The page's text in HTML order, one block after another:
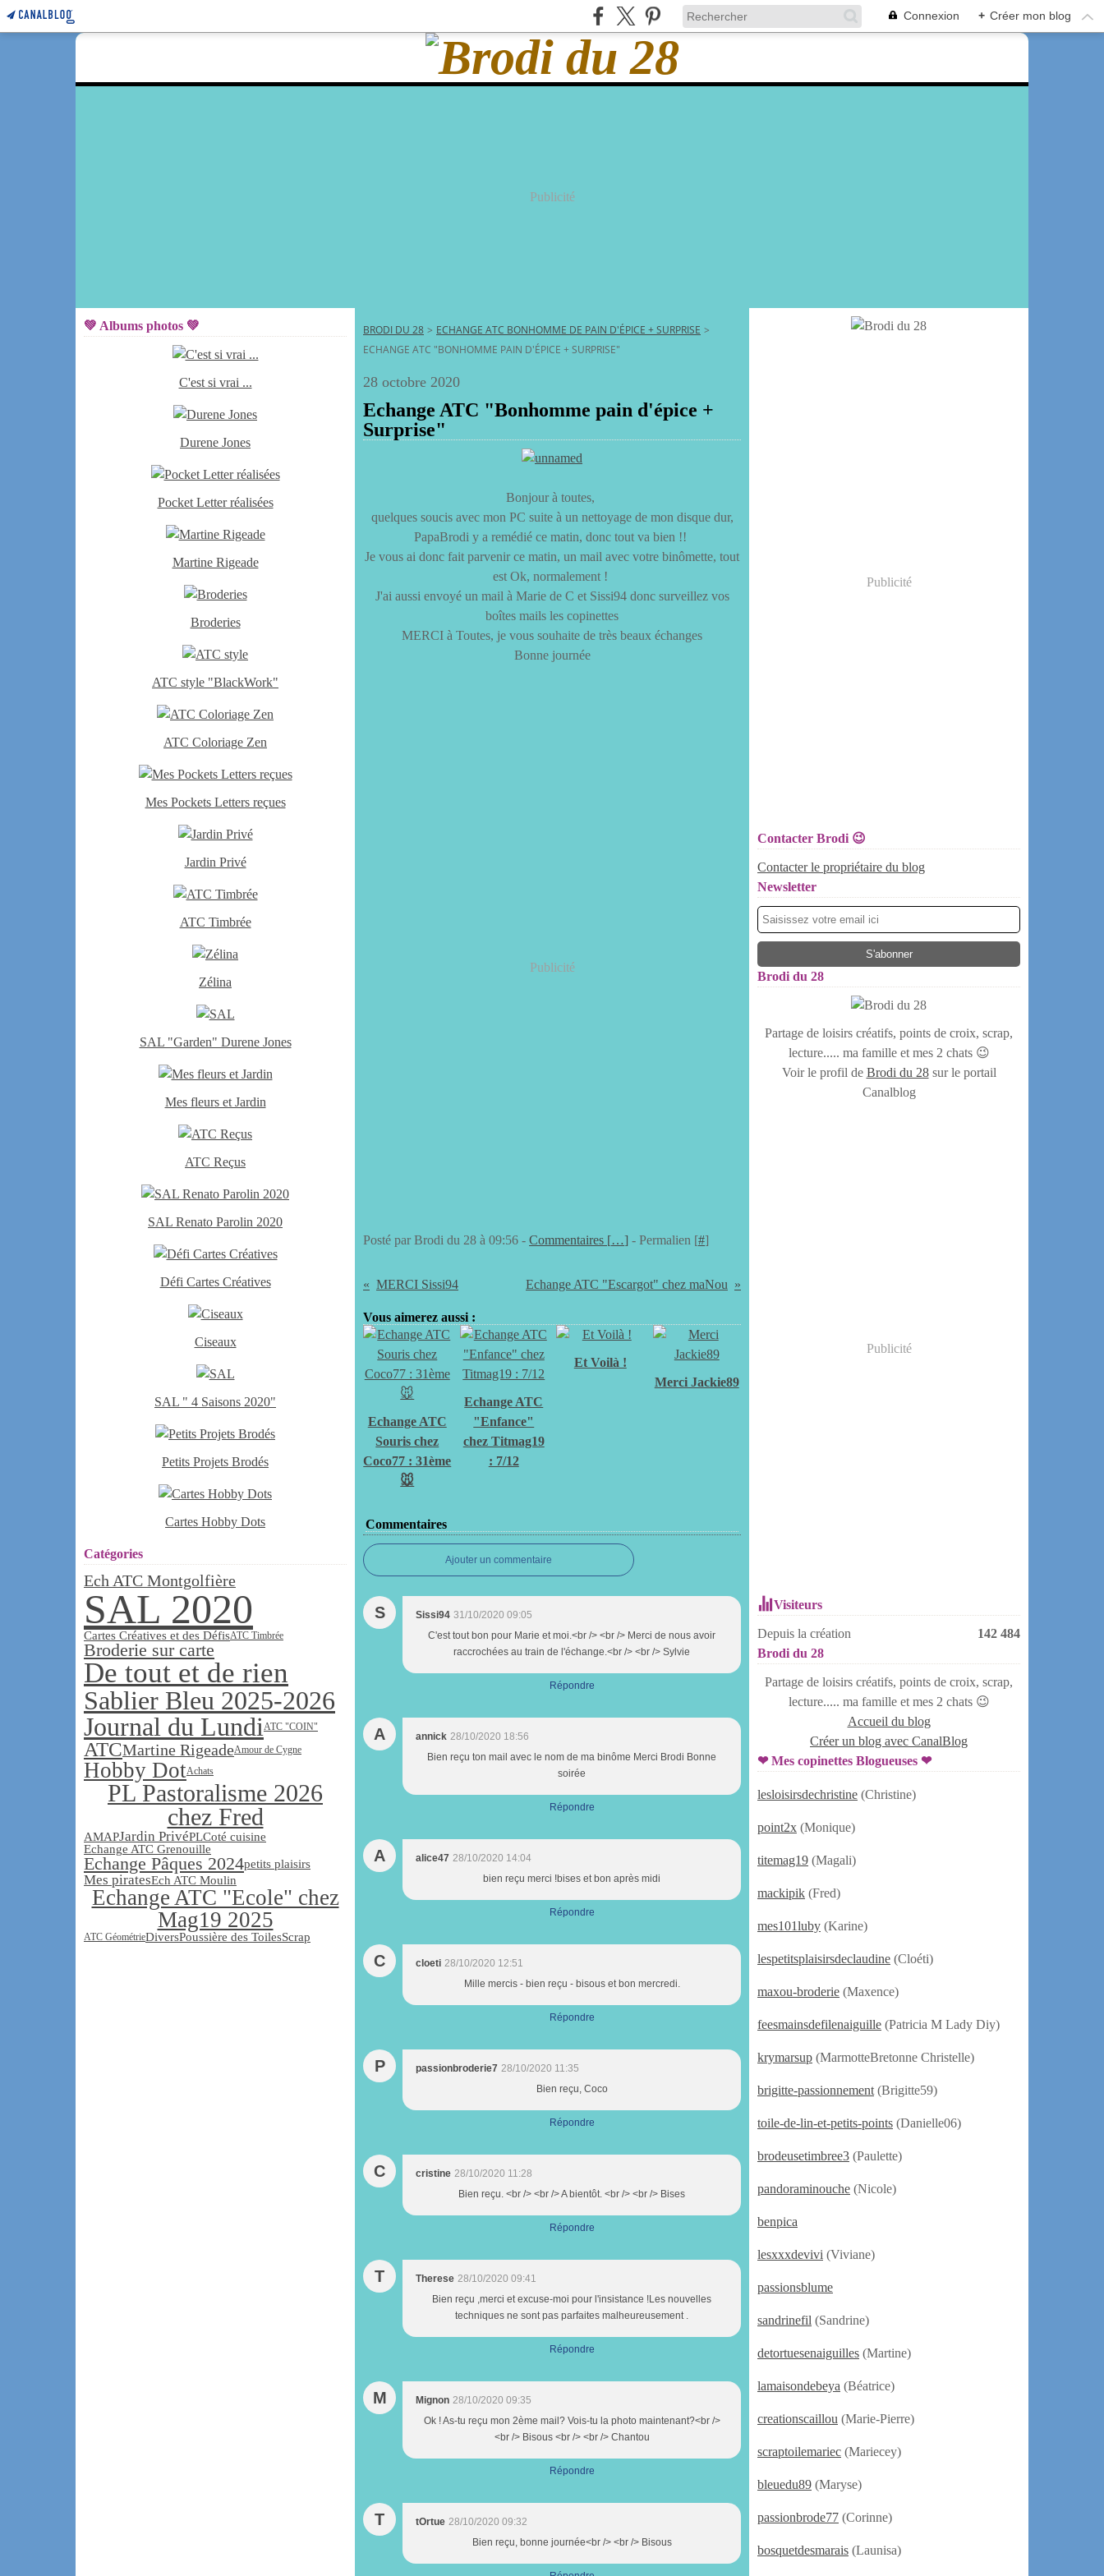
Connexion + Créer mon blog
Publicité
💚 Albums photos 💚
C'est si vrai ...
Durene Jones
Pocket Letter réalisées
Martine Rigeade
Broderies
ATC style "BlackWork"
ATC Coloriage Zen
Mes Pockets Letters reçues
Jardin Privé
ATC Timbrée
Zélina
SAL "Garden" Durene Jones
Mes fleurs et Jardin
ATC Reçus
SAL Renato Parolin 2020
Défi Cartes Créatives
Ciseaux
SAL " 4 Saisons 2020"
Petits Projets Brodés
Cartes Hobby Dots
Catégories
Ech ATC Montgolfière
SAL 2020
Cartes Créatives et des DéfisATC Timbrée
Broderie sur carte
De tout et de rien
Sablier Bleu 2025-2026
Journal du Lundi ATC "COIN"
ATCMartine RigeadeAmour de Cygne
Hobby DotAchats
PL Pastoralisme 2026
chez Fred
AMAPJardin PrivéPLCoté cuisine
Echange ATC Grenouille
Echange Pâques 2024petits plaisirs
Mes piratesEch ATC Moulin
Echange ATC "Ecole" chez
Mag19 2025
ATC GéométrieDiversPoussière des ToilesScrap
BRODI DU 28 > ECHANGE ATC BONHOMME DE PAIN D'ÉPICE + SURPRISE >
ECHANGE ATC "BONHOMME PAIN D'ÉPICE + SURPRISE"
28 octobre 2020
Echange ATC "Bonhomme pain d'épice +
Surprise"
Bonjour à toutes,
quelques soucis avec mon PC suite à un nettoyage de mon disque dur,
PapaBrodi y a remédié ce matin, donc tout va bien !!
Je vous ai donc fait parvenir ce matin, un mail avec votre binômette, tout
est Ok, normalement !
J'ai aussi envoyé un mail à Marie de C et Sissi94 donc surveillez vos
boîtes mails les copinettes
MERCI à Toutes, je vous souhaite de très beaux échanges
Bonne journée
Publicité
Posté par Brodi du 28 à 09:56 - Commentaires […] - Permalien [#]
MERCI Sissi94 Echange ATC "Escargot" chez maNou
Vous aimerez aussi :
Echange ATC
Souris chez
Coco77 : 31ème
🐭
Echange ATC
"Enfance"
chez Titmag19
: 7/12
Et Voilà !
Merci Jackie89
Commentaires
Ajouter un commentaire
S Sissi94 31/10/2020 09:05
C'est tout bon pour Marie et moi.<br /> <br /> Merci de nous avoir
raccrochées au train de l'échange.<br /> <br /> Sylvie
Répondre
A annick 28/10/2020 18:56
Bien reçu ton mail avec le nom de ma binôme Merci Brodi Bonne
soirée
Répondre
A alice47 28/10/2020 14:04
bien reçu merci !bises et bon après midi
Répondre
C cloeti 28/10/2020 12:51
Mille mercis - bien reçu - bisous et bon mercredi.
Répondre
P passionbroderie7 28/10/2020 11:35
Bien reçu, Coco
Répondre
C cristine 28/10/2020 11:28
Bien reçu. <br /> <br /> A bientôt. <br /> <br /> Bises
Répondre
T Therese 28/10/2020 09:41
Bien reçu ,merci et excuse-moi pour l'insistance !Les nouvelles
techniques ne sont pas parfaites malheureusement .
Répondre
M Mignon 28/10/2020 09:35
Ok ! As-tu reçu mon 2ème mail? Vois-tu la photo maintenant?<br />
<br /> Bisous <br /> <br /> Chantou
Répondre
T tOrtue 28/10/2020 09:32
Bien reçu, bonne journée<br /> <br /> Bisous
Publicité
Contacter Brodi 😉
Contacter le propriétaire du blog
Newsletter
Brodi du 28
Partage de loisirs créatifs, points de croix, scrap,
lecture..... ma famille et mes 2 chats 😉
Voir le profil de Brodi du 28sur le portail
Canalblog
Publicité
Visiteurs
Depuis la création
142 484
Brodi du 28
Partage de loisirs créatifs, points de croix, scrap,
lecture..... ma famille et mes 2 chats 😉
Accueil du blog
Créer un blog avec CanalBlog
❤ Mes copinettes Blogueuses ❤
lesloisirsdechristine (Christine)
point2x (Monique)
titemag19 (Magali)
mackipik (Fred)
mes101luby (Karine)
lespetitsplaisirsdeclaudine (Cloéti)
maxou-broderie (Maxence)
feesmainsdefilenaiguille (Patricia M Lady Diy)
krymarsup (MarmotteBretonne Christelle)
brigitte-passionnement (Brigitte59)
toile-de-lin-et-petits-points (Danielle06)
brodeusetimbree3 (Paulette)
pandoraminouche (Nicole)
benpica
lesxxxdevivi (Viviane)
passionsblume
sandrinefil (Sandrine)
detortuesenaiguilles (Martine)
lamaisondebeya (Béatrice)
creationscaillou (Marie-Pierre)
scraptoilemariec (Mariecey)
bleuedu89 (Maryse)
passionbrode77 (Corinne)
bosquetdesmarais (Launisa)